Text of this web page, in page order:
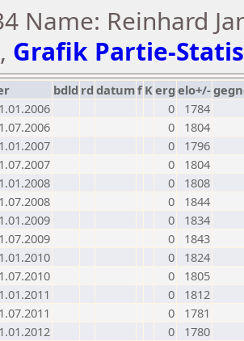
Name: Reinhard
, Grafik Partie-
bdld rd datumf Kerg elo+/-
0
1784
0
1804
0
1796
0
1804
0
1808
0
1844
0
1834
0
1843
0
1824
0
1805
0
1812
0
1781
0
1780